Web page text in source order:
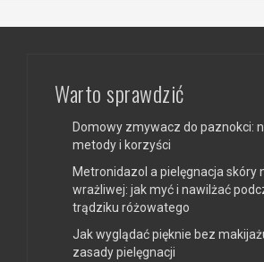
Warto sprawdzić
Domowy zmywacz do paznokci:
metody i korzyści
Metronidazol a pielęgnacja skóry
wrażliwej: jak myć i nawilżać
trądziku różowatego
Jak wyglądać pięknie bez
zasady pielęgnacji